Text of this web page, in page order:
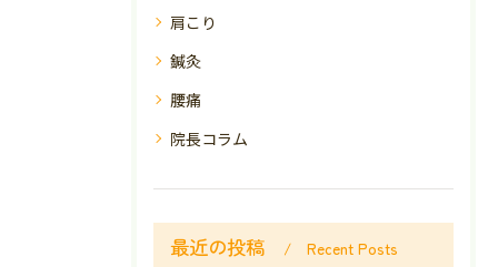
肩こり
鍼灸
腰痛
院長コラム
最近の投稿 Recent Posts